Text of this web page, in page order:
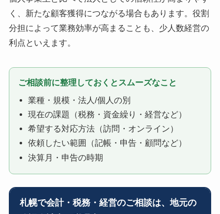
く、新たな顧客獲得につながる場合もあります。役割
分担によって業務効率が高まることも、少人数経営の
利点といえます。
ご相談前に整理しておくとスムーズなこと
業種・規模・法人/個人の別
現在の課題（税務・資金繰り・経営など）
希望する対応方法（訪問・オンライン）
依頼したい範囲（記帳・申告・顧問など）
決算月・申告の時期
札幌で会計・税務・経営のご相談は、地元の